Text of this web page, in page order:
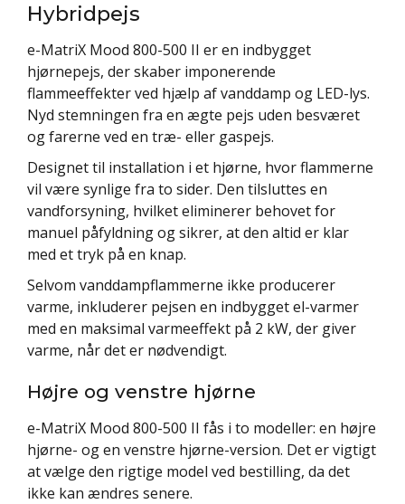
Hybridpejs
e-MatriX Mood 800-500 II er en indbygget
hjørnepejs, der skaber imponerende
flammeeffekter ved hjælp af vanddamp og LED-lys.
Nyd stemningen fra en ægte pejs uden besværet
og farerne ved en træ- eller gaspejs.
Designet til installation i et hjørne, hvor flammerne
vil være synlige fra to sider. Den tilsluttes en
vandforsyning, hvilket eliminerer behovet for
manuel påfyldning og sikrer, at den altid er klar
med et tryk på en knap.
Selvom vanddampflammerne ikke producerer
varme, inkluderer pejsen en indbygget el-varmer
med en maksimal varmeeffekt på 2 kW, der giver
varme, når det er nødvendigt.
Højre og venstre hjørne
e-MatriX Mood 800-500 II fås i to modeller: en højre
hjørne- og en venstre hjørne-version. Det er vigtigt
at vælge den rigtige model ved bestilling, da det
ikke kan ændres senere.